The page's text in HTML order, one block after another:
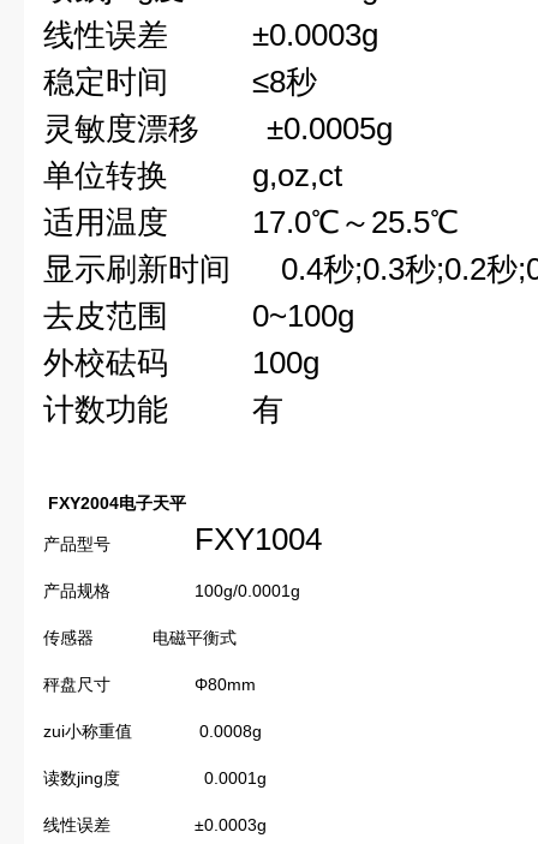
线性误差
±0.0003g
稳定时间
≤8秒
灵敏度漂移
±0.0005g
单位转换
g,oz,ct
适用温度
17.0℃ ～ 25.5℃
显示刷新时间
0.4秒;0.3秒;0.2秒;
去皮范围
0~100g
外校砝码
100g
计数功能
有
FXY2004电子天平
产品型号 FXY1004
产品规格 100g/0.0001g
传感器 电磁平衡式
秤盘尺寸 Φ80mm
zui小称重值 0.0008g
读数jing度 0.0001g
线性误差 ±0.0003g